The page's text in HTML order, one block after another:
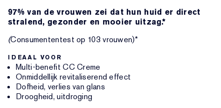
97% van de vrouwen zei dat hun huid er direct
stralend, gezonder en mooier uitzag.*
(Consumententest op 103 vrouwen)*
IDEAAL VOOR
Multi-benefit CC Creme
Onmiddellijk revitaliserend effect
Dofheid, verlies van glans
Droogheid, uitdroging